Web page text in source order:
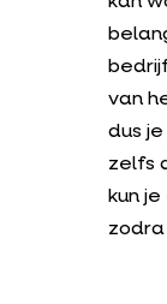
van
dus
zelfs
kun